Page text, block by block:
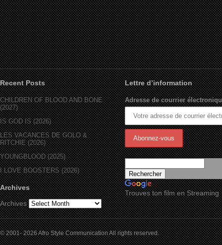
Recent Posts
CHILDREN OF BLOOD AND BONE
(2027)
IS GOD IS (2026)
LES VACANCES DE GOLO &
RITCHIE (2026)
YOUNGBLOOD (2025)
I LOVE BOOSTERS (2026)
Archives
Archives
Lettre d’information
Adresse de courrier
Trouves ton film en Streaming
© 2001- 2026 Afro Style Communication All rights reserved.